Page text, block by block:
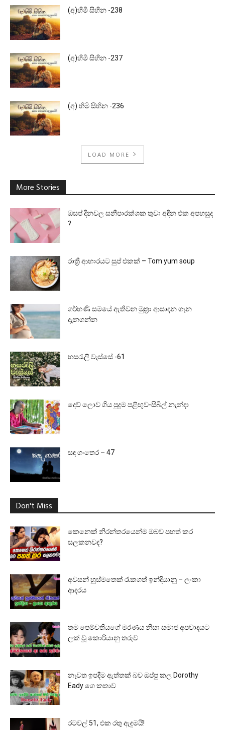
(අ)හිමි සිහින -238
(අ)හිමි සිහින -237
(අ) හිමි සිහින -236
LOAD MORE
More Stories
ඔසප් දිනවල සනීපාරක්ශක තුවා අඳින එක අපහසුද
?
රාත්‍රී ආහාරයට සුප් එකක් – Tom yum soup
ගර්භණි සමයේ ඇතිවන මුත්‍රා ආසාදන ගැන
දැනගන්න
හසරැලි වැස්සේ -61
දෙව් ලොව ගිය පුදුම පළිඟුව-සිබිල් නැන්දා
සඳ ගංතෙර – 47
Don't Miss
කෙනෙක් නිරන්තරයෙන්ම ඔබව පහත් කර
සලකනවද?
අවසන් හුස්මතෙක් රැකගත් ඉන්දියානු – ලංකා
ආදරය
තම පෙම්වතියගේ මරණය නිසා සමාජ අපවාදයට
ලක් වූ කොරියානු තරුව
නැවත ඉපදීම ඇත්තක් බව ඔප්පු කල Dorothy
Eady ගෙ කතාව
රටවල් 51, එක රතු ඇඳුමයි!